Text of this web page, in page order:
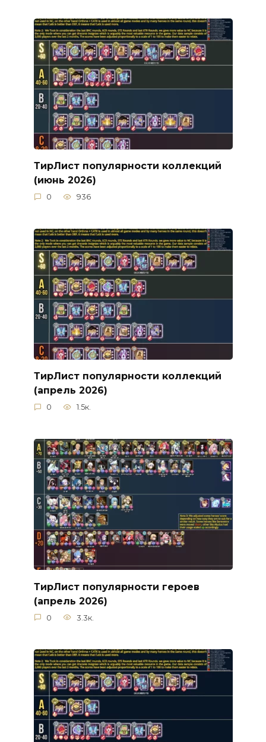
ТирЛист популярности коллекций
(июнь 2026)
0 936
ТирЛист популярности коллекций
(апрель 2026)
0 1.5к.
ТирЛист популярности героев
(апрель 2026)
0 3.3к.